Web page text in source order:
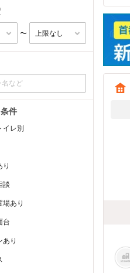
〜
件
イレ別
り
談
場あり
台
あり